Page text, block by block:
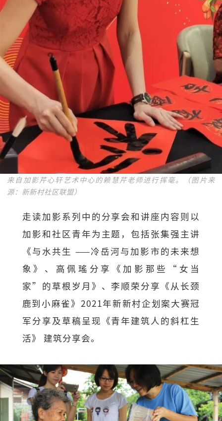
来自加影芹心轩艺术中心的赖慧芹老师进行挥毫。（图片来
源：新新村社区联盟）
走读加影系列中的分享会和讲座内容则以
加影和社区青年为主题，包括张集强主讲
《与水共生 ——冷岳河与加影市的未来想
象》、高佩瑤分享《加影那些“女当
家”的草根岁月》、李顺荣分享《从长颈
鹿到小麻雀》2021年新新村企划案大赛冠
军分享及草稿呈现《青年建筑人的斜杠生
活》 建筑分享会。